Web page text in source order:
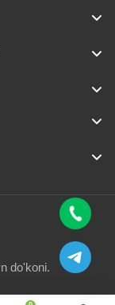
do'koni.